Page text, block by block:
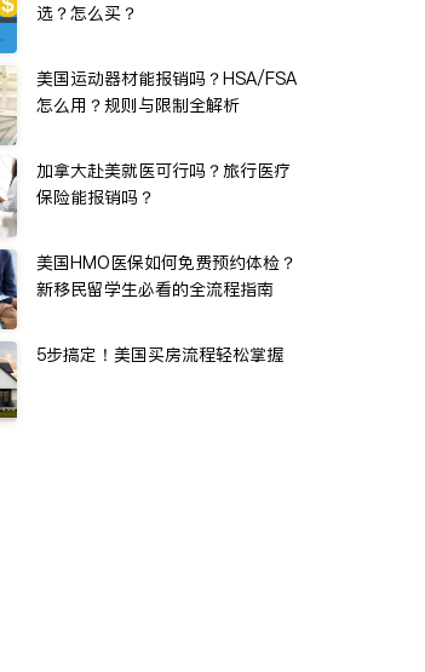
选？怎么买？
美国运动器材能报销吗？HSA/FSA
怎么用？规则与限制全解析
加拿大赴美就医可行吗？旅行医疗
保险能报销吗？
美国HMO医保如何免费预约体检？
新移民留学生必看的全流程指南
5步搞定！美国买房流程轻松掌握